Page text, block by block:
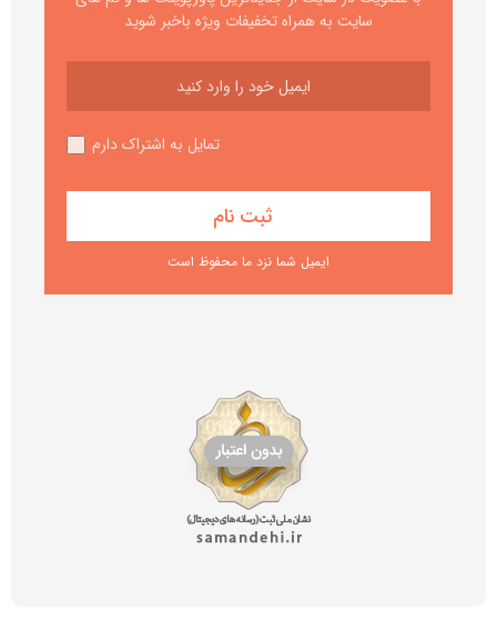
سایت به همراه تخفیفات ویژه باخبر شوید
تمایل به اشتراک دارم
ایمیل شما نزد ما محفوظ است